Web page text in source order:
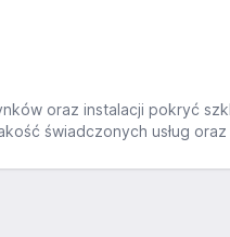
oraz instalacji pokryć
świadczonych usług